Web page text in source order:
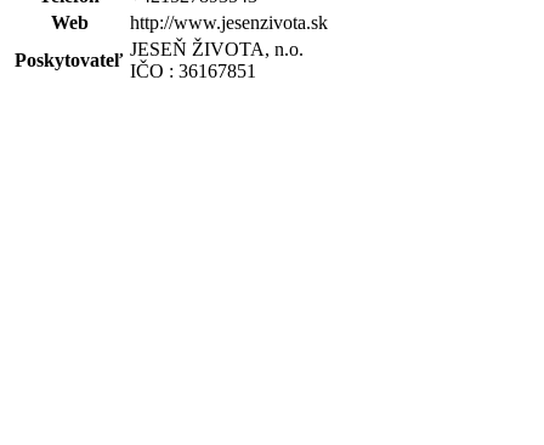
Web
http://www.jesenzivota.sk
Poskytovateľ
JESEŇ ŽIVOTA, n.o.
IČO : 36167851